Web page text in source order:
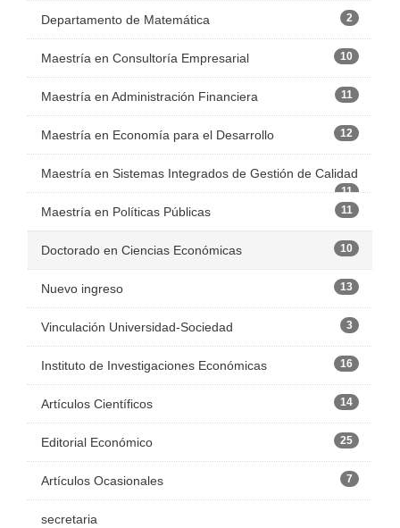
Departamento de Matemática 2
Maestría en Consultoría Empresarial 10
Maestría en Administración Financiera 11
Maestría en Economía para el Desarrollo 12
Maestría en Sistemas Integrados de Gestión de Calidad
11
Maestría en Políticas Públicas 11
Doctorado en Ciencias Económicas 10
Nuevo ingreso 13
Vinculación Universidad-Sociedad 3
Instituto de Investigaciones Económicas 16
Artículos Científicos 14
Editorial Económico 25
Artículos Ocasionales 7
secretaria